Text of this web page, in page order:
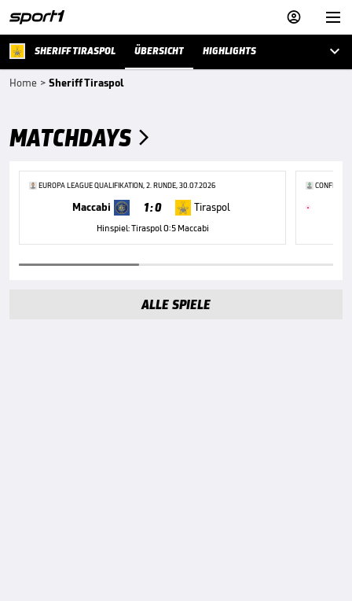


SHERIFF TIRASPOL ÜBERSICHT HIGHLIGHTS 
Home > Sheriff Tiraspol
MATCHDAYS 
EUROPA LEAGUE QUALIFIKATION, 2. RUNDE, 30.07.2026
Maccabi 1 : 0 Tiraspol
Hinspiel: Tiraspol 0:5 Maccabi
ALLE SPIELE